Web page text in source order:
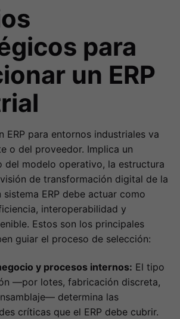
para
un ERP
ERP para entornos industriales va
o del proveedor. Implica un
del modelo operativo, la estructura
de transformación digital de la
ERP debe actuar como
interoperabilidad y
Estos son los principales
guiar el proceso de selección:
y procesos internos: El tipo
—por lotes, fabricación discreta,
determina las
críticas que el ERP debe cubrir.